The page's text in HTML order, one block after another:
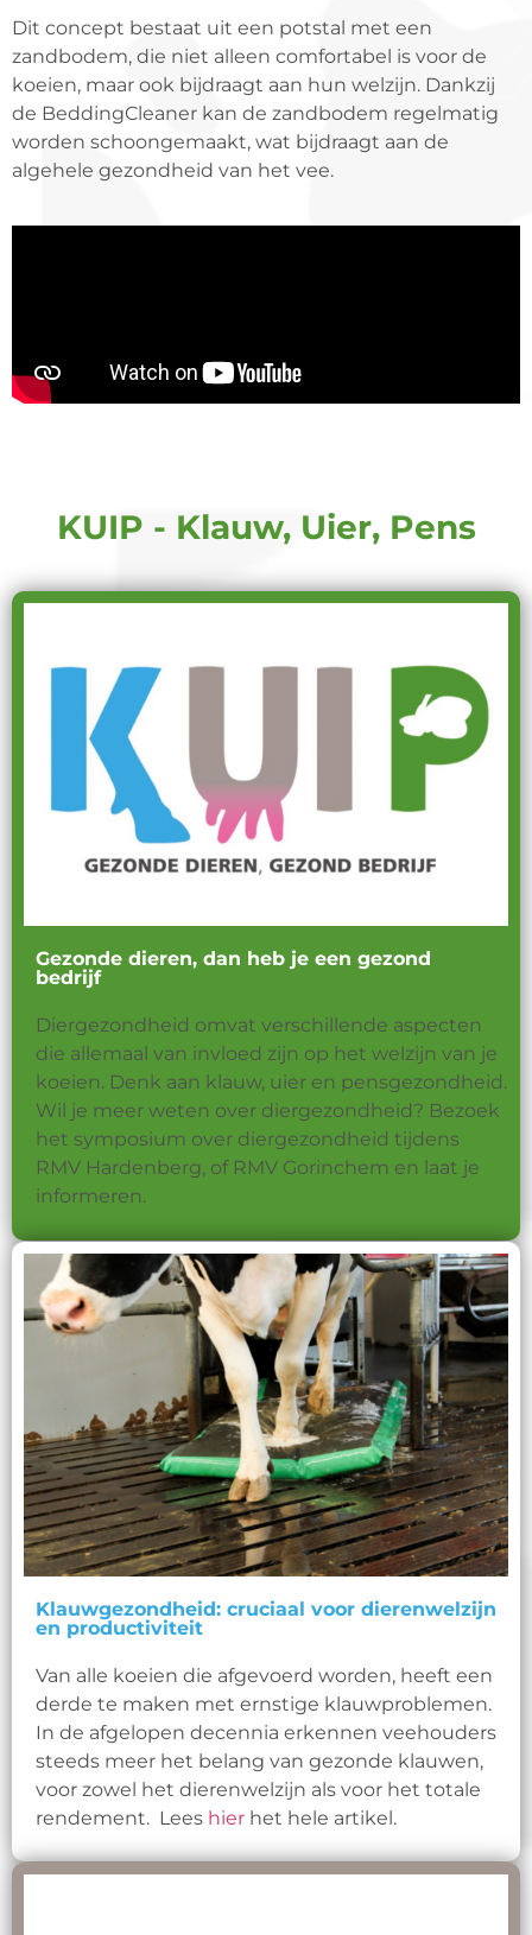
Dit concept bestaat uit een potstal met een
zandbodem, die niet alleen comfortabel is voor de
koeien, maar ook bijdraagt aan hun welzijn. Dankzij
de BeddingCleaner kan de zandbodem regelmatig
worden schoongemaakt, wat bijdraagt aan de
algehele gezondheid van het vee.
KUIP - Klauw, Uier, Pens
Gezonde dieren, dan heb je een gezond
bedrijf
Diergezondheid omvat verschillende aspecten
die allemaal van invloed zijn op het welzijn van je
koeien. Denk aan klauw, uier en pensgezondheid.
Wil je meer weten over diergezondheid? Bezoek
het symposium over diergezondheid tijdens
RMV Hardenberg, of RMV Gorinchem en laat je
informeren.
Klauwgezondheid: cruciaal voor dierenwelzijn
en productiviteit
Van alle koeien die afgevoerd worden, heeft een
derde te maken met ernstige klauwproblemen.
In de afgelopen decennia erkennen veehouders
steeds meer het belang van gezonde klauwen,
voor zowel het dierenwelzijn als voor het totale
rendement. Lees hier het hele artikel.